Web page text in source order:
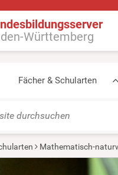
Württemberg
Fächer & Schularten
Mathematisch-